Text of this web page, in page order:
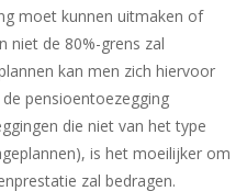
moet kunnen uitmaken of
niet de 80%-grens zal
kan men zich hiervoor
pensioentoezegging
die niet van het type
is het moeilijker om
zal bedragen.